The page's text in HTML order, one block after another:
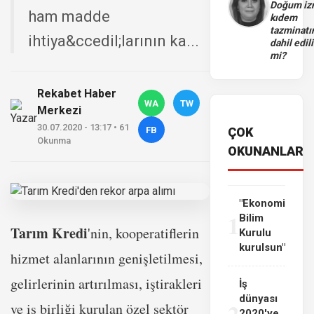
ham madde
ihtiya&ccedil;larının ka...
Rekabet Haber
Merkezi
30.07.2020 - 13:17 • 61
Okunma
WA TW
FB
Tarım Kredi'nin, kooperatiflerin
hizmet alanlarının genişletilmesi,
gelirlerinin artırılması, iştirakleri
ve iş birliği kurulan özel sektör
Doğum
kıdem
dahil
mi?
ÇOK
OKUNANLAR
"Ekonomi
Bilim
Kurulu
kurulsun"
İş
dünyası